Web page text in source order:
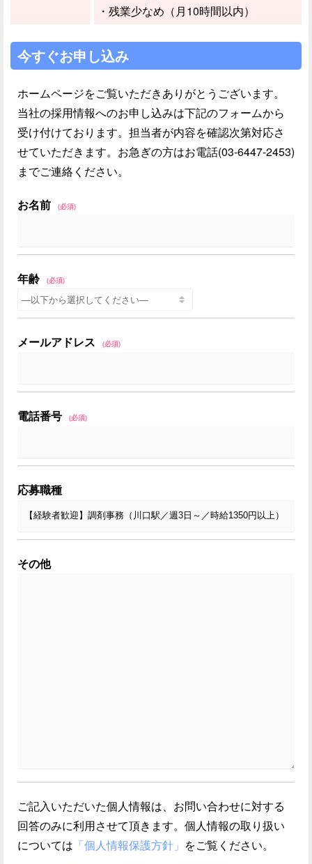
・残業少なめ（月10時間以内）
今すぐお申し込み
ホームページをご覧いただきありがとうございます。
当社の採用情報へのお申し込みは下記のフォームから
受け付けております。担当者が内容を確認次第対応さ
せていただきます。お急ぎの方はお電話(03-6447-2453)
までご連絡ください。
お名前 (必須)
年齢 (必須)
メールアドレス (必須)
電話番号 (必須)
応募職種
その他
ご記入いただいた個人情報は、お問い合わせに対する
回答のみに利用させて頂きます。個人情報の取り扱い
については 「個人情報保護方針」 をご覧ください。